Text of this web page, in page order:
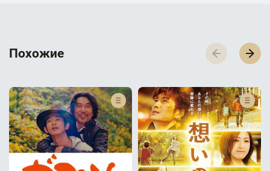
П­­­о­­­х­­­о­­­ж­­­и­­­е